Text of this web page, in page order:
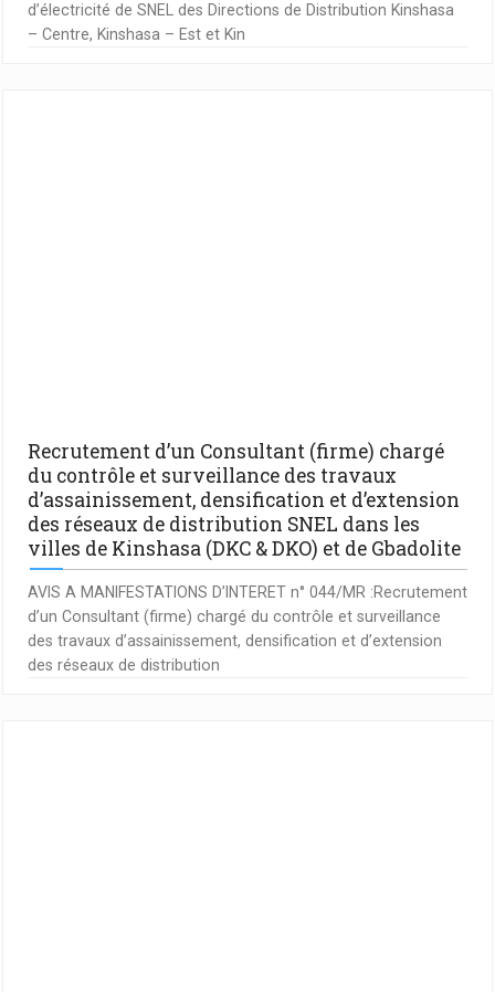
d’électricité de SNEL des Directions de Distribution Kinshasa
– Centre, Kinshasa – Est et Kin
Recrutement d’un Consultant (firme) chargé
du contrôle et surveillance des travaux
d’assainissement, densification et d’extension
des réseaux de distribution SNEL dans les
villes de Kinshasa (DKC & DKO) et de Gbadolite
AVIS A MANIFESTATIONS D’INTERET n° 044/MR :Recrutement
d’un Consultant (firme) chargé du contrôle et surveillance
des travaux d’assainissement, densification et d’extension
des réseaux de distribution